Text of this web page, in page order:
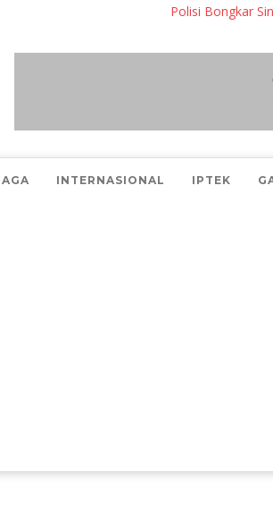
Polisi Bongkar Sindikat
INTERNASIONAL IPTEK